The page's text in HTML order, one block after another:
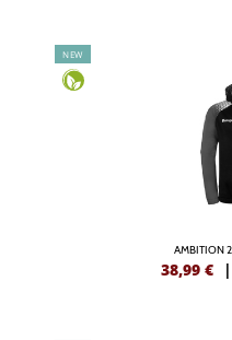
NEW
AMBITION
38,99 € |